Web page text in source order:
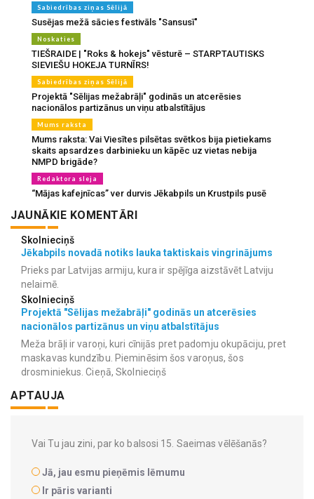
Sabiedrības ziņas Sēlijā
Susējas mežā sācies festivāls "Sansusī"
Noskaties
TIEŠRAIDE | "Roks & hokejs" vēsturē – STARPTAUTISKS
SIEVIEŠU HOKEJA TURNĪRS!
Sabiedrības ziņas Sēlijā
Projektā "Sēlijas mežabrāļi" godinās un atcerēsies
nacionālos partizānus un viņu atbalstītājus
Mums raksta
Mums raksta: Vai Viesītes pilsētas svētkos bija pietiekams
skaits apsardzes darbinieku un kāpēc uz vietas nebija
NMPD brigāde?
Redaktora sleja
“Mājas kafejnīcas” ver durvis Jēkabpils un Krustpils pusē
JAUNĀKIE KOMENTĀRI
Skolnieciņš
Jēkabpils novadā notiks lauka taktiskais vingrinājums
Prieks par Latvijas armiju, kura ir spējīga aizstāvēt Latviju
nelaimē.
Skolnieciņš
Projektā "Sēlijas mežabrāļi" godinās un atcerēsies
nacionālos partizānus un viņu atbalstītājus
Meža brāļi ir varoņi, kuri cīnijās pret padomju okupāciju, pret
maskavas kundzību. Pieminēsim šos varoņus, šos
drosminiekus. Cieņā, Skolnieciņš
APTAUJA
Vai Tu jau zini, par ko balsosi 15. Saeimas vēlēšanās?
Jā, jau esmu pieņēmis lēmumu
Ir pāris varianti